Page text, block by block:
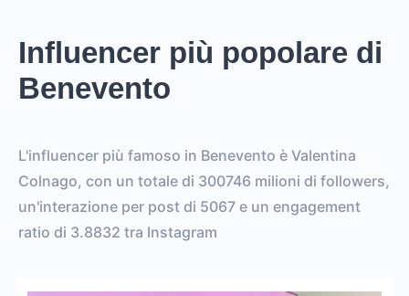
Influencer più popolare di
Benevento
L'influencer più famoso in Benevento è Valentina
Colnago, con un totale di 300746 milioni di followers,
un'interazione per post di 5067 e un engagement
ratio di 3.8832 tra Instagram